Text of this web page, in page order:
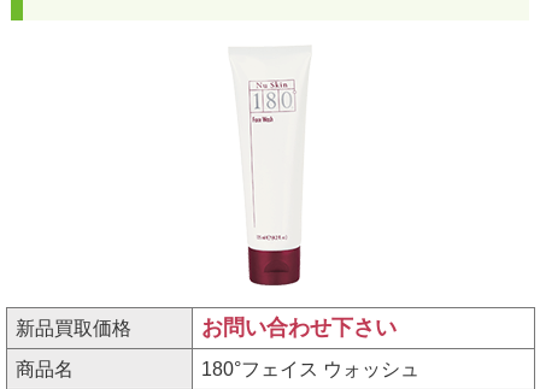
新品買取価格 お問い合わせ下さい
商品名
180°フェイス ウォッシュ